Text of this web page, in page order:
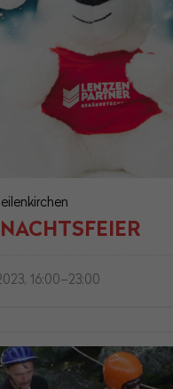
16:00–23:00